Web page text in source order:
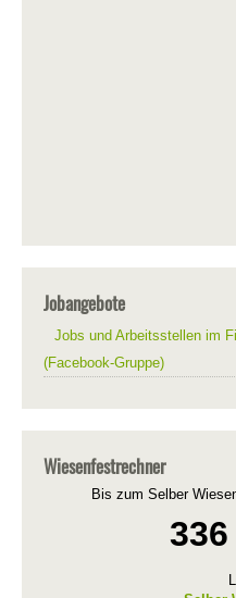
Jobangebote
Jobs und Arbeitsstellen im
(Facebook-Gruppe)
Wiesenfestrechner
Bis zum Selber